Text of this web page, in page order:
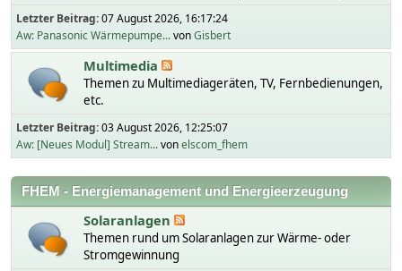
Letzter Beitrag:07 August 2026, 16:17:24
Aw: Panasonic Wärmepumpe...vonGisbert
Multimedia
Themen zu Multimediageräten, TV, Fernbedienungen,
etc.
Letzter Beitrag:03 August 2026, 12:25:07
Aw: [Neues Modul] Stream...vonelscom_fhem
FHEM - Energiemanagement und Energieerzeugung
Solaranlagen
Themen rund um Solaranlagen zur Wärme- oder
Stromgewinnung